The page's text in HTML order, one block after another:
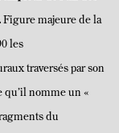
Figure majeure de la
les
traversés par son
qu’il nomme un «
du